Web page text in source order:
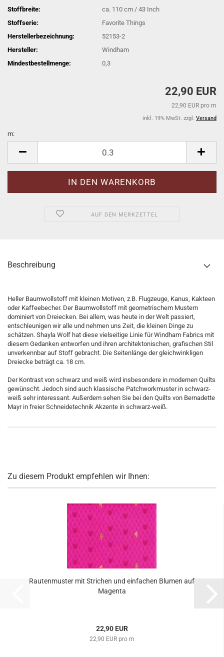
Stoffbreite:
ca. 110 cm / 43 Inch
Stoffserie:
Favorite Things
Herstellerbezeichnung:
52153-2
Hersteller:
Windham
Mindestbestellmenge:
0,3
22,90 EUR
22,90 EUR pro m
inkl. 19% MwSt. zzgl. Versand
m:
AUF DEN MERKZETTEL
Beschreibung
Heller Baumwollstoff mit kleinen Motiven, z.B. Flugzeuge, Kanus, Kakteen
oder Kaffeebecher. Der Baumwollstoff mit geometrischem Mustern
dominiert von Dreiecken. Bei allem, was heute in der Welt passiert,
entschleunigen wir alle und nehmen uns Zeit, die kleinen Dinge zu
schätzen. Shayla Wolf hat diese vielseitige Linie für Windham Fabrics mit
diesem Gedanken entworfen und ihren architektonischen, grafischen Stil
unverkennbar auf Stoff gebracht. Die Seitenlänge der gleichwinkligen
Dreiecke beträgt ca. 18 cm.
Der Kontrast von schwarz und weiß wird insbesondere in modernen Quilts
gewünscht. Jedoch sind auch klassische Patchworkmuster in schwarz-
weiß sehr interessant. Außerdem sehen Sie bei den Quilts von Bernadette
Mayr in freier Schneidetechnik Akzente in schwarz-weiß.
Zu diesem Produkt empfehlen wir Ihnen:
Rautenmuster mit Strichen und einfachen Blumen auf
Magenta
22,90 EUR
22,90 EUR pro m